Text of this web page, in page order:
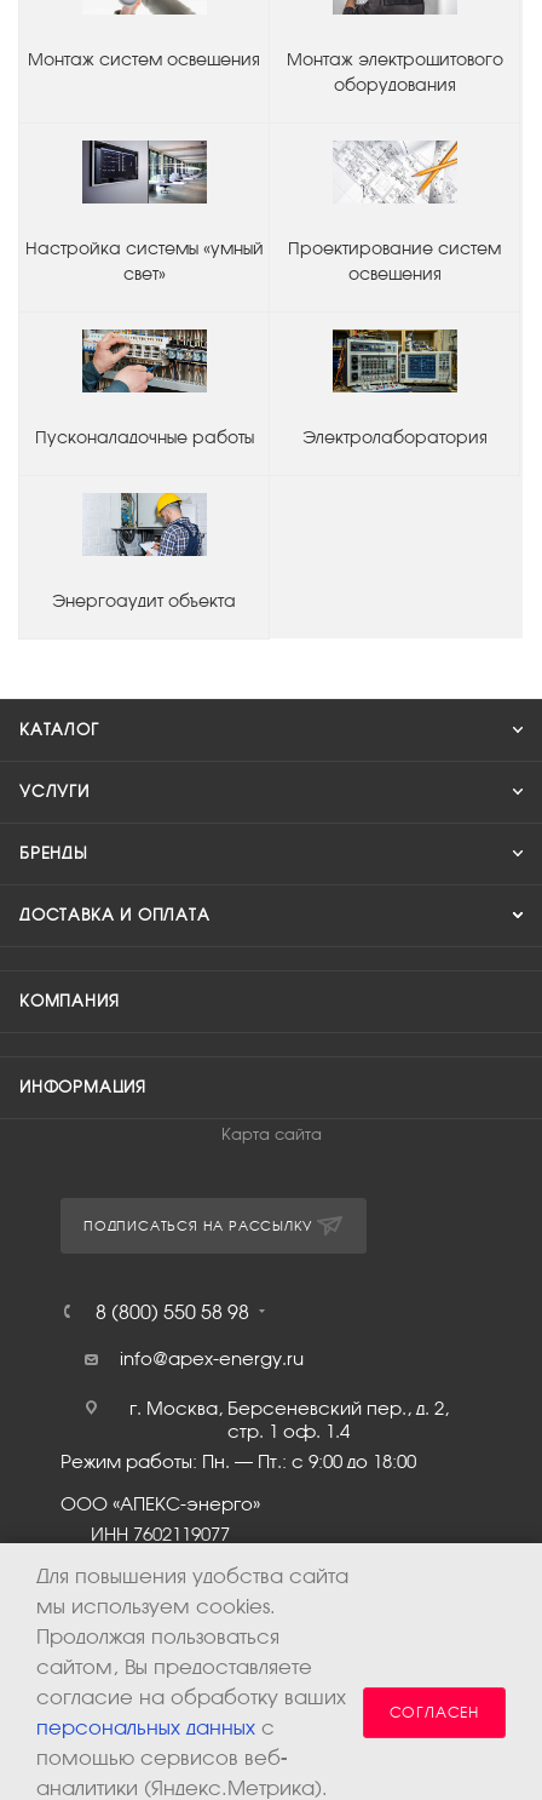
Монтаж систем освещения
Монтаж электрощитового
оборудования
Настройка системы «умный
свет»
Проектирование систем
освещения
Пусконаладочные работы Электролаборатория
Энергоаудит объекта
КАТАЛОГ
УСЛУГИ
БРЕНДЫ
ДОСТАВКА И ОПЛАТА
КОМПАНИЯ
ИНФОРМАЦИЯ
Карта сайта
ПОДПИСАТЬСЯ НА РАССЫЛКУ
8 (800) 550 58 98
info@apex-energy.ru
г. Москва, Берсеневский пер., д. 2,
стр. 1 оф. 1.4
Режим работы: Пн. – Пт.: с 9:00 до 18:00
ООО «АПЕКС-энерго»
ИНН 7602119077
Для повышения удобства сайта
мы используем cookies.
Продолжая пользоваться
сайтом, Вы предоставляете
согласие на обработку ваших
персональных данных с
помощью сервисов веб-
аналитики (Яндекс.Метрика).
СОГЛАСЕН